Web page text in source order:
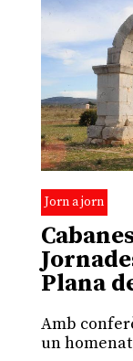
Jorn a jorn
Plana
Amb
un